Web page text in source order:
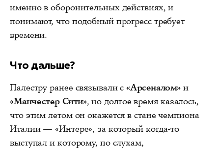
именно в оборонительных действиях, и
понимают, что подобный прогресс требует
времени.
Что дальше?
Палестру ранее связывали с«Арсеналом»и
«Манчестер Сити», но долгое время казалось,
что этим летом он окажется в стане чемпиона
Италии — «Интере», за который когда‑то
выступал и которому, по слухам,